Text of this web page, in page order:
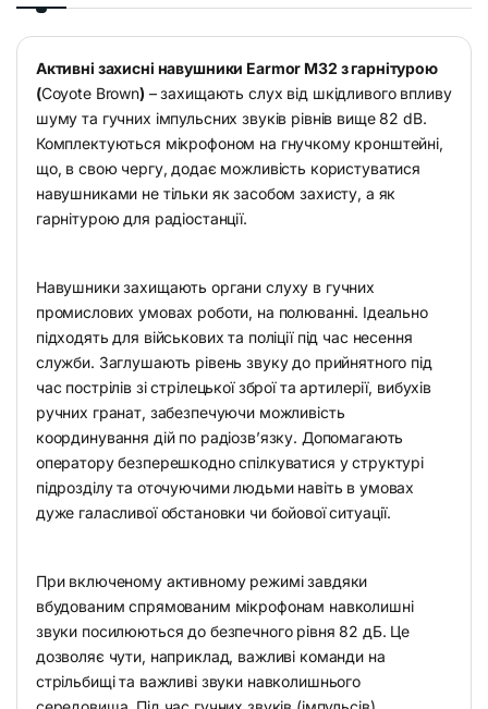
Активні захисні навушники Earmor M32 з гарнітурою
(Coyote Brown) – захищають слух від шкідливого впливу
шуму та гучних імпульсних звуків рівнів вище 82 dB.
Комплектуються мікрофоном на гнучкому кронштейні,
що, в свою чергу, додає можливість користуватися
навушниками не тільки як засобом захисту, а як
гарнітурою для радіостанції.
Навушники захищають органи слуху в гучних
промислових умовах роботи, на полюванні. Ідеально
підходять для військових та поліції під час несення
служби. Заглушають рівень звуку до прийнятного під
час пострілів зі стрілецької зброї та артилерії, вибухів
ручних гранат, забезпечуючи можливість
координування дій по радіозв’язку. Допомагають
оператору безперешкодно спілкуватися у структурі
підрозділу та оточуючими людьми навіть в умовах
дуже галасливої обстановки чи бойової ситуації.
При включеному активному режимі завдяки
вбудованим спрямованим мікрофонам навколишні
звуки посилюються до безпечного рівня 82 дБ. Це
дозволяє чути, наприклад, важливі команди на
стрільбищі та важливі звуки навколишнього